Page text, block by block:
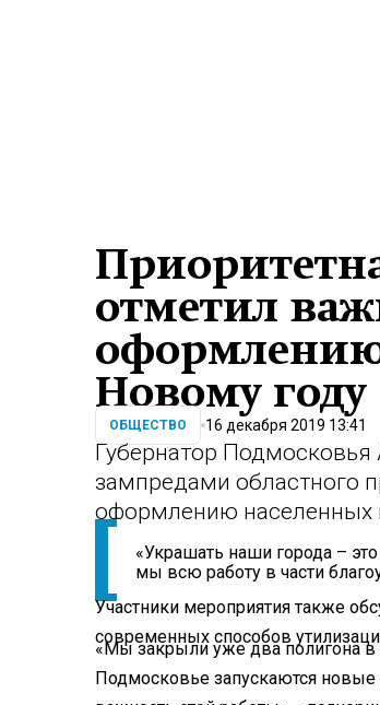
отметил
Новому году
ОБЩЕСТВО 16 декабря 2019 13:41
Губернатор
зампредами областного
оформлению населенных
«Украшать наши города –
мы всю работу в части
Участники мероприятия также
современных способов
«Мы закрыли уже два полигона в
Подмосковье запускаются